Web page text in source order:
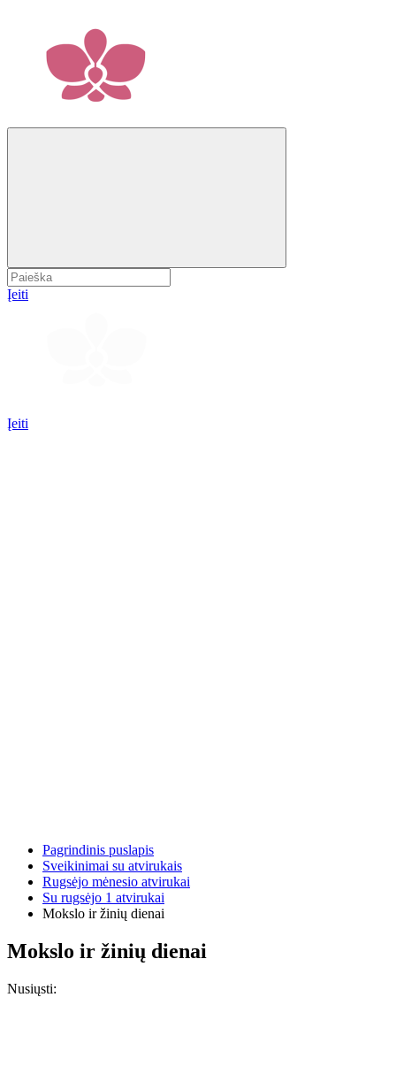
Įeiti
Įeiti
Pagrindinis puslapis
Sveikinimai su atvirukais
Rugsėjo mėnesio atvirukai
Su rugsėjo 1 atvirukai
Mokslo ir žinių dienai
Mokslo ir žinių dienai
Nusiųsti: